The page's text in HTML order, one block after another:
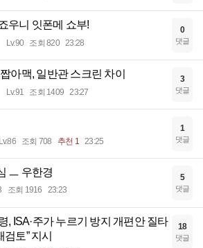
우니 잇폰메 쇼부!
Lv.90 조회 820 23:28
0
댓글
아맥, 일반관 스크린 차이
Lv.91 조회 1409 23:27
3
댓글
Lv.86 조회 708 추천 1 23:25
1
댓글
ㅡ 우한경
조회 1916 23:23
5
댓글
, ISA·주가 누르기 방지 개편안 질타
토” 지시
18
댓글